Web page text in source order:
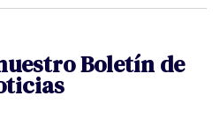
Boletín de